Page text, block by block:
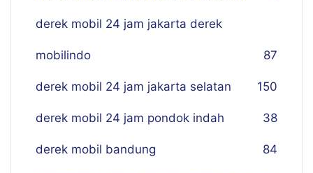
derek mobil 24 jam jakarta derek
mobilindo 87
derek mobil 24 jam jakarta selatan 150
derek mobil 24 jam pondok indah 38
derek mobil bandung 84